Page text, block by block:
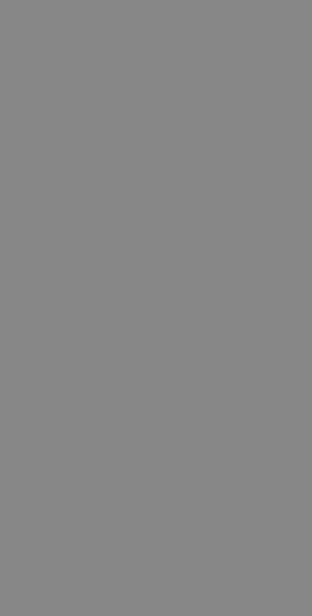
siano
qualsiasi
supporta
domini.
servizio
le preferenze di
È necessario
Script.com
di analisi web
di siti
e misurare le
cui il prefisso
che si
che imposta il
di analisi web
di siti
e misurare le
cui il prefisso
che si
che imposta il
dall'operatore
dell'utente
del sito.
di Google) per
i cookie.